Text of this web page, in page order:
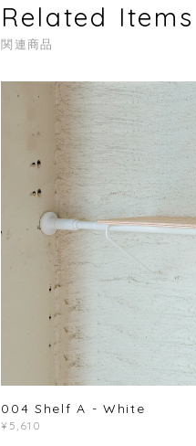
Related Items
関連商品
004 Shelf A - White
¥5,610